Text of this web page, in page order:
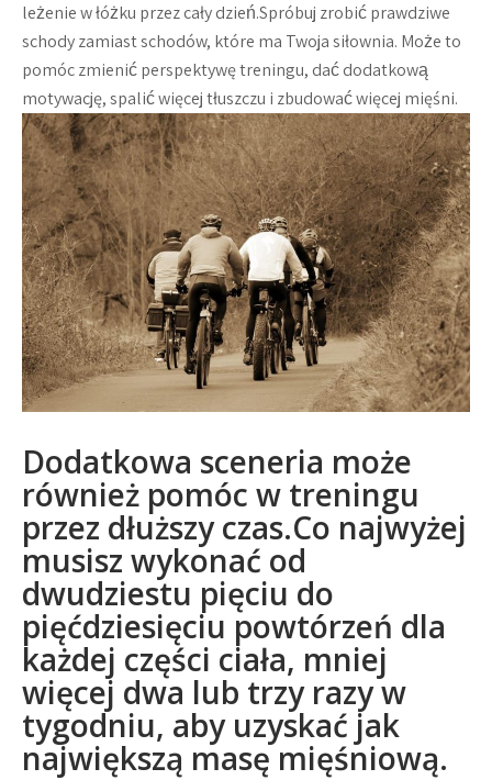
leżenie w łóżku przez cały dzień.Spróbuj zrobić prawdziwe
schody zamiast schodów, które ma Twoja siłownia. Może to
pomóc zmienić perspektywę treningu, dać dodatkową
motywację, spalić więcej tłuszczu i zbudować więcej mięśni.
Dodatkowa sceneria może
również pomóc w treningu
przez dłuższy czas.Co najwyżej
musisz wykonać od
dwudziestu pięciu do
pięćdziesięciu powtórzeń dla
każdej części ciała, mniej
więcej dwa lub trzy razy w
tygodniu, aby uzyskać jak
największą masę mięśniową.